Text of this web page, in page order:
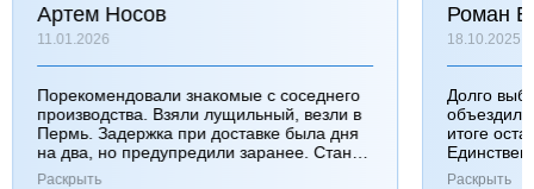
Артем Носов
11.01.2026
Порекомендовали знакомые с соседнего
производства. Взяли лущильный, везли в
Пермь. Задержка при доставке была дня
на два, но предупредили заранее. Станок
работает хорошо, к качеству вопросов нет.
Раскрыть
Роман
18.10.2025
Долго
итоге
Раскрыть